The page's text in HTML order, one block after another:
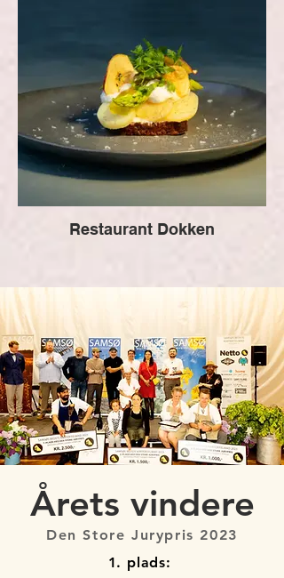
Restaurant Dokken
Årets vindere
Den Store Jurypris 2023
1. plads: